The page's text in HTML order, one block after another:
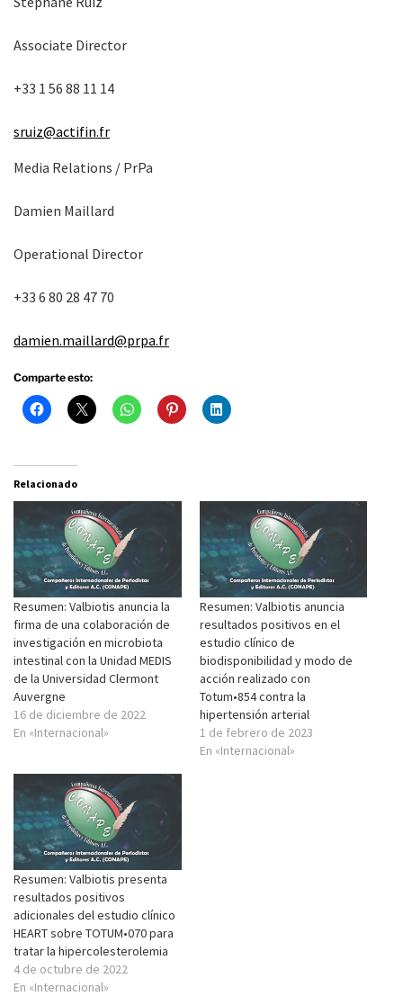
Associate Director
+33 1 56 88 11 14
sruiz@actifin.fr
Media Relations / PrPa
Damien Maillard
Operational Director
+33 6 80 28 47 70
damien.maillard@prpa.fr
Comparte esto:
Relacionado
Resumen: Valbiotis anuncia la
firma de una colaboración de
investigación en microbiota
intestinal con la Unidad MEDIS
de la Universidad Clermont
Auvergne
16 de diciembre de 2022
En «Internacional»
Resumen: Valbiotis anuncia
resultados positivos en el
estudio clínico de
biodisponibilidad y modo de
acción realizado con
Totum•854 contra la
hipertensión arterial
1 de febrero de 2023
En «Internacional»
Resumen: Valbiotis presenta
resultados positivos
adicionales del estudio clínico
HEART sobre TOTUM•070 para
tratar la hipercolesterolemia
4 de octubre de 2022
En «Internacional»